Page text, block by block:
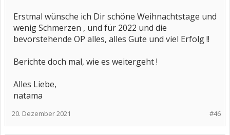
Erstmal wünsche ich Dir schöne Weihnachtstage und
wenig Schmerzen , und für 2022 und die
bevorstehende OP alles, alles Gute und viel Erfolg !!
Berichte doch mal, wie es weitergeht !
Alles Liebe,
natama
#46
20. Dezember 2021